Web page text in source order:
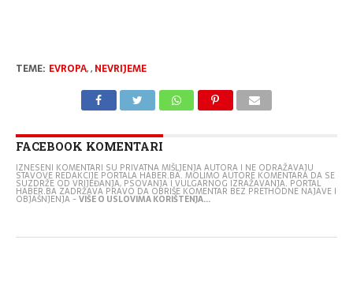
TEME: EVROPA,, NEVRIJEME
FACEBOOK KOMENTARI
IZNESENI KOMENTARI SU PRIVATNA MIŠLJENJA AUTORA I NE ODRAŽAVAJU
STAVOVE REDAKCIJE PORTALA HABER.BA. MOLIMO AUTORE KOMENTARA DA SE
SUZDRŽE OD VRIJEĐANJA, PSOVANJA I VULGARNOG IZRAŽAVANJA. PORTAL
HABER.BA ZADRŽAVA PRAVO DA OBRIŠE KOMENTAR BEZ PRETHODNE NAJAVE I
OBJAŠNJENJA -VIŠE O USLOVIMA KORIŠTENJA...